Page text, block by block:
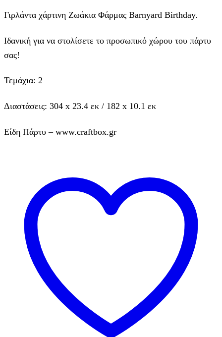
Γιρλάντα χάρτινη Ζωάκια Φάρμας Barnyard Birthday.
Ιδανική για να στολίσετε το προσωπικό χώρου του πάρτυ
σας!
Τεμάχια: 2
Διαστάσεις: 304 x 23.4 εκ / 182 x 10.1 εκ
Είδη Πάρτυ – www.craftbox.gr